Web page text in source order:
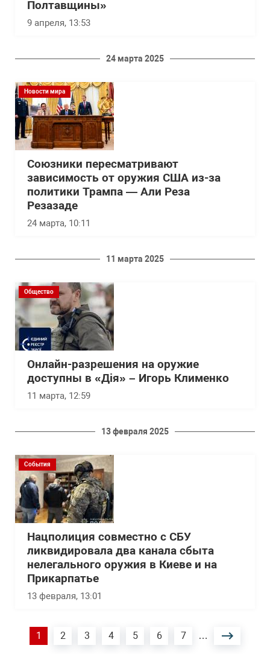
Полтавщины»
9 апреля, 13:53
24 марта 2025
Новости мира
Союзники пересматривают
зависимость от оружия США из-за
политики Трампа — Али Реза
Резазаде
24 марта, 10:11
11 марта 2025
Общество
Онлайн-разрешения на оружие
доступны в «Дія» – Игорь Клименко
11 марта, 12:59
13 февраля 2025
События
Нацполиция совместно с СБУ
ликвидировала два канала сбыта
нелегального оружия в Киеве и на
Прикарпатье
13 февраля, 13:01
Нумерация
страниц
Текущая
1 Страница
2 Страница
3 Страница
4 Страница
5 Страница
6 Страница
7 …